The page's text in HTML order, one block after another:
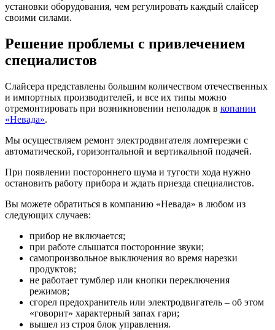
установки оборудования, чем регулировать каждый слайсер
своими силами.
Решение проблемы с привлечением
специалистов
Слайсера представлены большим количеством отечественных
и импортных производителей, и все их типы можно
отремонтировать при возникновении неполадок в копании
«Невада».
Мы осуществляем ремонт электродвигателя ломтерезки с
автоматической, горизонтальной и вертикальной подачей.
При появлении постороннего шума и тугости хода нужно
остановить работу прибора и ждать приезда специалистов.
Вы можете обратиться в компанию «Невада» в любом из
следующих случаев:
прибор не включается;
при работе слышатся посторонние звуки;
самопроизвольное выключения во время нарезки
продуктов;
не работает тумблер или кнопки переключения
режимов;
сгорел предохранитель или электродвигатель – об этом
«говорит» характерный запах гари;
вышел из строя блок управления.